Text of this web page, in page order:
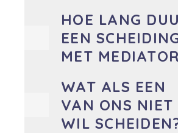
HOE LANG
EEN
MET
WAT ALS EEN
VAN ONS NIET
WIL